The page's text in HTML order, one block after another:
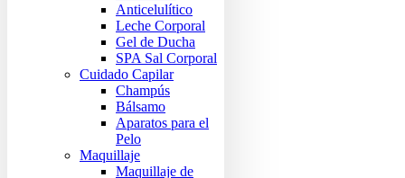
Anticelulítico
Leche Corporal
Gel de Ducha
SPA Sal Corporal
Cuidado Capilar
Champús
Bálsamo
Aparatos para el
Pelo
Maquillaje
Maquillaje de